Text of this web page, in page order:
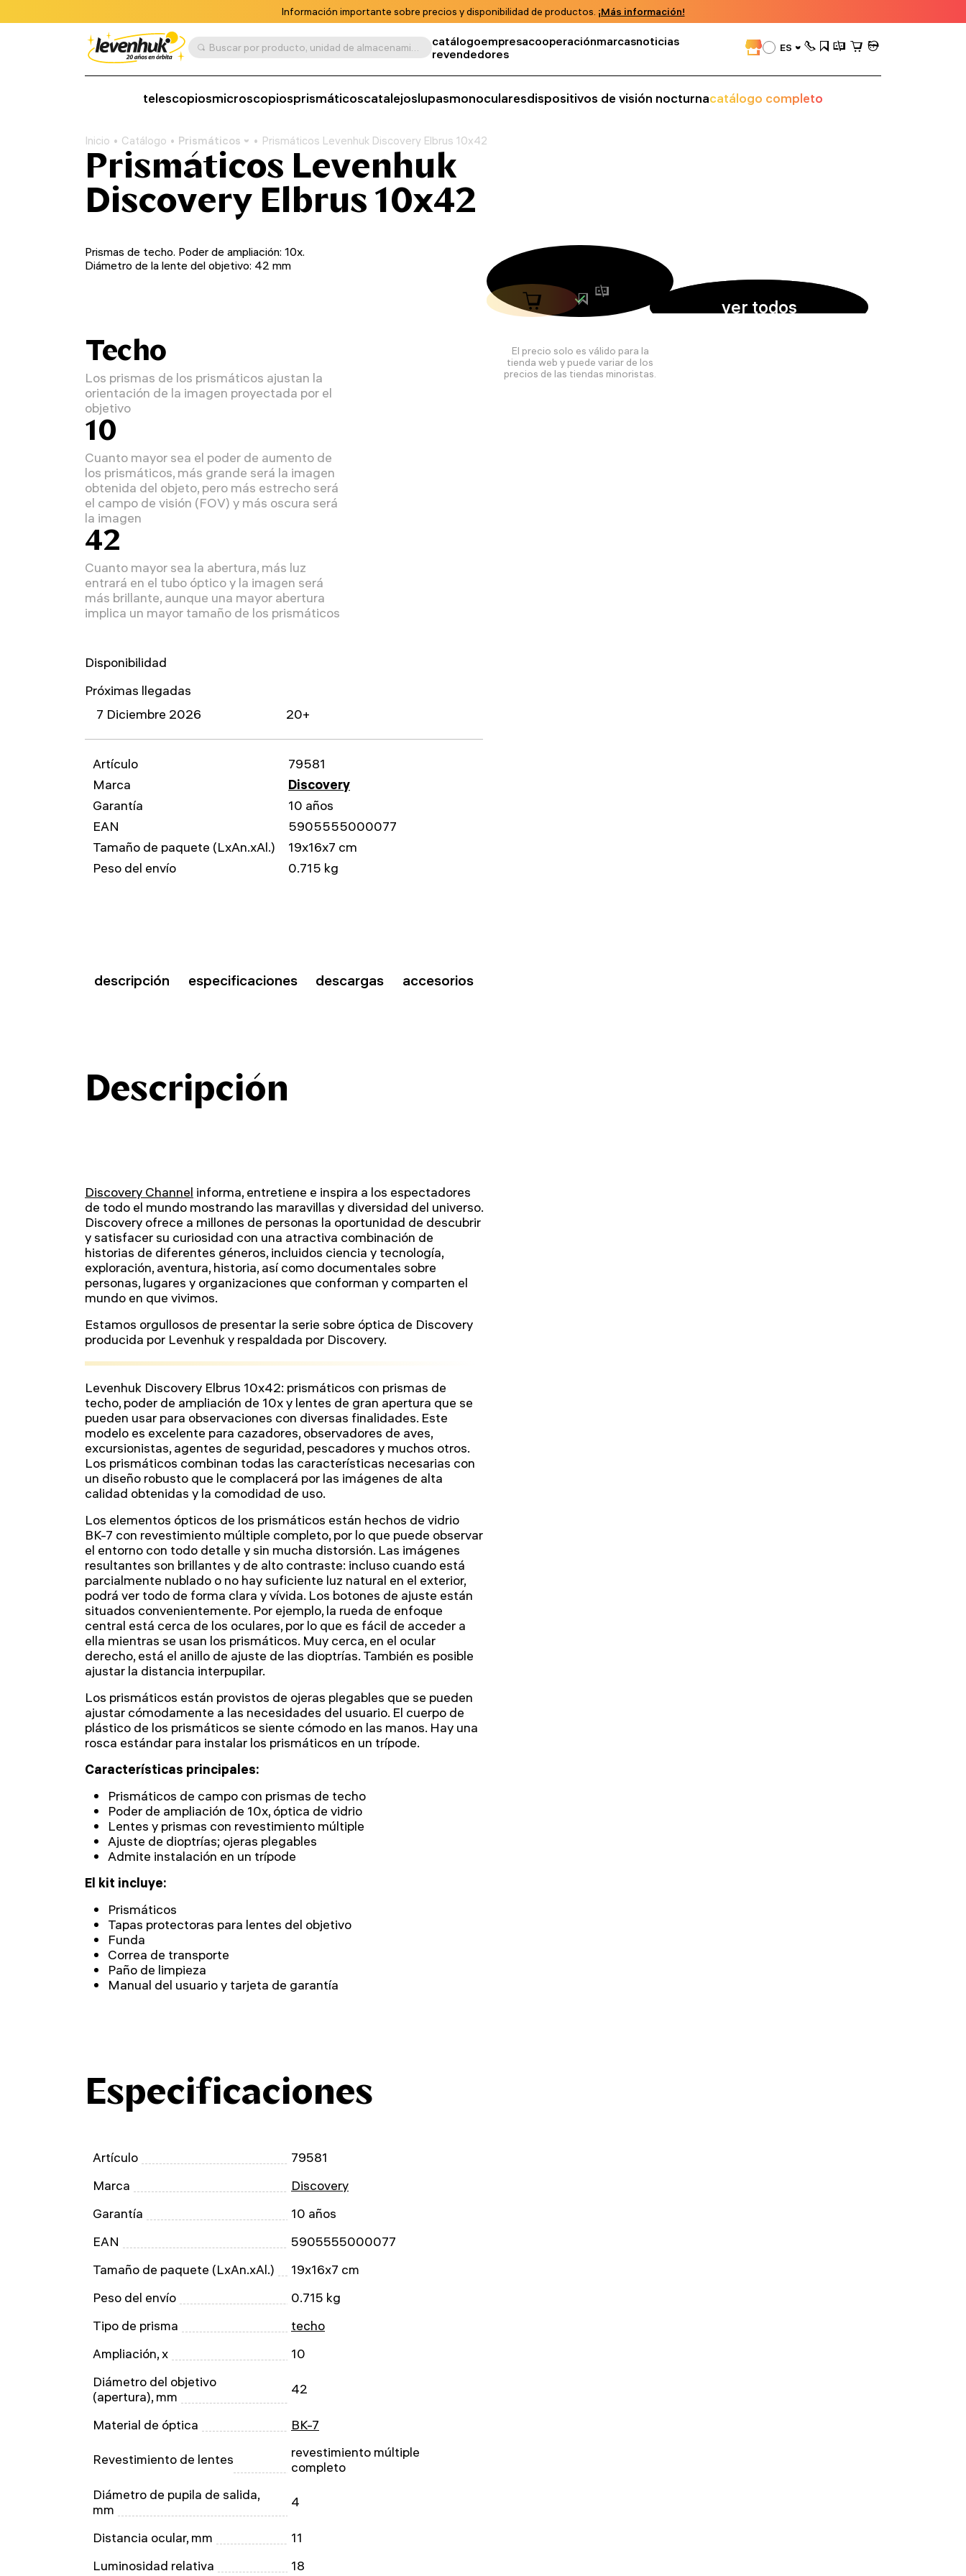
Información importante sobre precios y disponibilidad de productos. ¡Más información!
Buscar por producto, unidad de almacenamiento, categoría, etc. catálogoempresacooperaciónmarcasnoticias
revendedores
ES
telescopiosmicroscopiosprismáticoscatalejoslupasmonocularesdispositivos de visión nocturnacatálogo completo
Inicio Catálogo Prismáticos Prismáticos Levenhuk Discovery Elbrus 10x42
Prismáticos Levenhuk
Discovery Elbrus 10x42
ver todos
El precio solo es válido para la
tienda web y puede variar de los
precios de las tiendas minoristas.
Prismas de techo. Poder de ampliación: 10x.
Diámetro de la lente del objetivo: 42 mm
Techo
Los prismas de los prismáticos ajustan la
orientación de la imagen proyectada por el
objetivo
10
Cuanto mayor sea el poder de aumento de
los prismáticos, más grande será la imagen
obtenida del objeto, pero más estrecho será
el campo de visión (FOV) y más oscura será
la imagen
42
Cuanto mayor sea la abertura, más luz
entrará en el tubo óptico y la imagen será
más brillante, aunque una mayor abertura
implica un mayor tamaño de los prismáticos
Disponibilidad
Próximas llegadas
7 Diciembre 2026
20+
Artículo
79581
Marca
Discovery
Garantía
10 años
EAN
5905555000077
Tamaño de paquete (LxAn.xAl.)
19x16x7 cm
Peso del envío
0.715 kg
descripción especificaciones descargas accesorios
Descripción
Discovery Channel informa, entretiene e inspira a los espectadores
de todo el mundo mostrando las maravillas y diversidad del universo.
Discovery ofrece a millones de personas la oportunidad de descubrir
y satisfacer su curiosidad con una atractiva combinación de
historias de diferentes géneros, incluidos ciencia y tecnología,
exploración, aventura, historia, así como documentales sobre
personas, lugares y organizaciones que conforman y comparten el
mundo en que vivimos.
Estamos orgullosos de presentar la serie sobre óptica de Discovery
producida por Levenhuk y respaldada por Discovery.
Levenhuk Discovery Elbrus 10x42: prismáticos con prismas de
techo, poder de ampliación de 10x y lentes de gran apertura que se
pueden usar para observaciones con diversas finalidades. Este
modelo es excelente para cazadores, observadores de aves,
excursionistas, agentes de seguridad, pescadores y muchos otros.
Los prismáticos combinan todas las características necesarias con
un diseño robusto que le complacerá por las imágenes de alta
calidad obtenidas y la comodidad de uso.
Los elementos ópticos de los prismáticos están hechos de vidrio
BK-7 con revestimiento múltiple completo, por lo que puede observar
el entorno con todo detalle y sin mucha distorsión. Las imágenes
resultantes son brillantes y de alto contraste: incluso cuando está
parcialmente nublado o no hay suficiente luz natural en el exterior,
podrá ver todo de forma clara y vívida. Los botones de ajuste están
situados convenientemente. Por ejemplo, la rueda de enfoque
central está cerca de los oculares, por lo que es fácil de acceder a
ella mientras se usan los prismáticos. Muy cerca, en el ocular
derecho, está el anillo de ajuste de las dioptrías. También es posible
ajustar la distancia interpupilar.
Los prismáticos están provistos de ojeras plegables que se pueden
ajustar cómodamente a las necesidades del usuario. El cuerpo de
plástico de los prismáticos se siente cómodo en las manos. Hay una
rosca estándar para instalar los prismáticos en un trípode.
Características principales:
Prismáticos de campo con prismas de techo
Poder de ampliación de 10x, óptica de vidrio
Lentes y prismas con revestimiento múltiple
Ajuste de dioptrías; ojeras plegables
Admite instalación en un trípode
El kit incluye:
Prismáticos
Tapas protectoras para lentes del objetivo
Funda
Correa de transporte
Paño de limpieza
Manual del usuario y tarjeta de garantía
Especificaciones
Artículo
79581
Marca
Discovery
Garantía
10 años
EAN
5905555000077
Tamaño de paquete (LxAn.xAl.)
19x16x7 cm
Peso del envío
0.715 kg
Tipo de prisma
techo
Ampliación, x
10
Diámetro del objetivo
(apertura), mm
42
Material de óptica BK-7
Revestimiento de lentes
revestimiento múltiple
completo
Diámetro de pupila de salida,
mm
4
Distancia ocular, mm
11
Luminosidad relativa
18